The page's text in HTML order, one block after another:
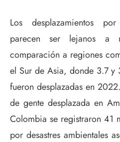
Los desplazamientos
parecen ser lejanos a
comparación a regiones
el Sur de Asia, donde 3.7 y
fueron desplazadas en
de gente desplazada en
Colombia se registraron 41
por desastres ambientales